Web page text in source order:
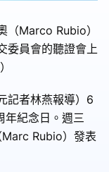
（Marco Rubio）
委員會的聽證會上
記者林燕報導）6
年紀念日。週三
Marc Rubio）發表